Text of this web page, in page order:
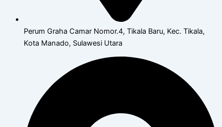
Perum Graha Camar Nomor.4, Tikala Baru, Kec. Tikala,
Kota Manado, Sulawesi Utara